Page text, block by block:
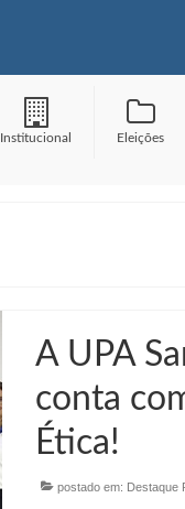
Institucional Eleições
A UPA
conta
Ética!
postado em: Destaque